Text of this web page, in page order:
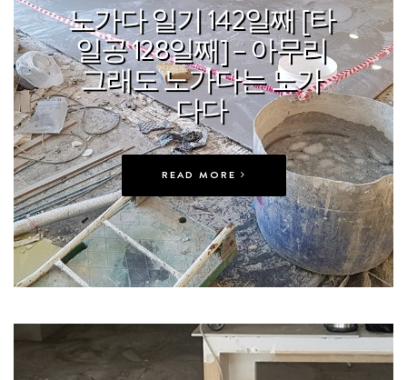
노가다 일기 142일째 [타
일공 128일째] – 아무리
그래도 노가다는 노가
다다
READ MORE